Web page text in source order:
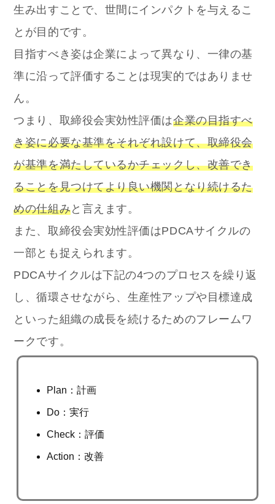
生み出すことで、世間にインパクトを与えるこ
とが目的です。
目指すべき姿は企業によって異なり、一律の基
準に沿って評価することは現実的ではありませ
ん。
つまり、取締役会実効性評価は企業の目指すべ
き姿に必要な基準をそれぞれ設けて、取締役会
が基準を満たしているかチェックし、改善でき
ることを見つけてより良い機関となり続けるた
めの仕組みと言えます。
また、取締役会実効性評価はPDCAサイクルの
一部とも捉えられます。
PDCAサイクルは下記の4つのプロセスを繰り返
し、循環させながら、生産性アップや目標達成
といった組織の成長を続けるためのフレームワ
ークです。
Plan：計画
Do：実行
Check：評価
Action：改善